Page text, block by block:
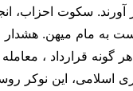
سکوت احزاب،
به مام میهن.
قرارداد ،
اسلامی، این نوکر